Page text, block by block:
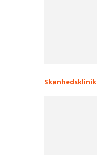
Skønhedsklinik